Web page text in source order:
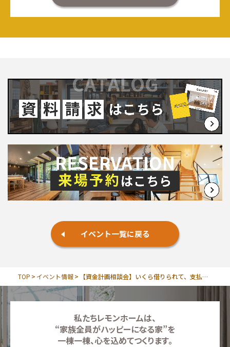
イベント一覧に戻る
TOP イベント情報 【資金計画相談会】いくら借りられて、支払うの？
私たちレモンホームは、
“家族全員がハッピーになる家”を
一棟一棟、心を込めてつくります。